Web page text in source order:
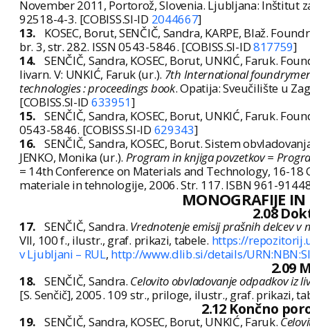
November 2011, Portorož, Slovenia. Ljubljana: Inštitut
92518-4-3. [COBISS.SI-ID 2044667]
13.
KOSEC, Borut, SENČIČ, Sandra, KARPE, Blaž.
br. 3, str. 282. ISSN 0543-5846. [COBISS.SI-ID817759]
14. SENČIČ, Sandra, KOSEC, Borut, UNKIĆ, Faruk.
livarn. V: UNKIĆ, Faruk (ur.). 7th International
technologies : proceedings book. Opatija: Sveučilište u
[COBISS.SI-ID 633951]
15. SENČIČ, Sandra, KOSEC, Borut, UNKIĆ, Faruk.
0543-5846. [COBISS.SI-ID 629343]
16. SENČIČ, Sandra, KOSEC, Borut. Sistem
JENKO, Monika (ur.). Program in knjiga povzetkov =
= 14th Conference on Materials and Technology, 16-
materiale in tehnologije, 2006. Str. 117. ISBN 961-
MONOGRAFIJE
2.08
17. SENČIČ, Sandra. Vrednotenje emisij prašnih delcev
VII, 100 f., ilustr., graf. prikazi, tabele. https://
v Ljubljani – RUL, http://www.dlib.si/details/
2.09
18. SENČIČ, Sandra. Celovito obvladovanje odpadkov iz
[S. Senčič], 2005. 109 str., priloge, ilustr., graf. prikazi,
2.12 Končno
19. SENČIČ, Sandra, KOSEC, Borut, UNKIĆ, Faruk.